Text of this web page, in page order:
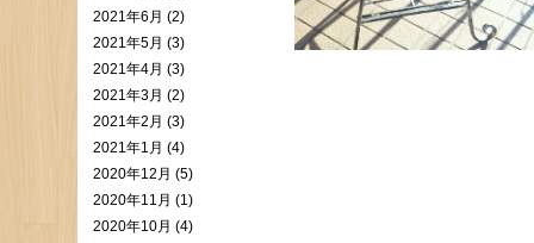
2021年6月 (2)
2021年5月 (3)
2021年4月 (3)
2021年3月 (2)
2021年2月 (3)
2021年1月 (4)
2020年12月 (5)
2020年11月 (1)
2020年10月 (4)